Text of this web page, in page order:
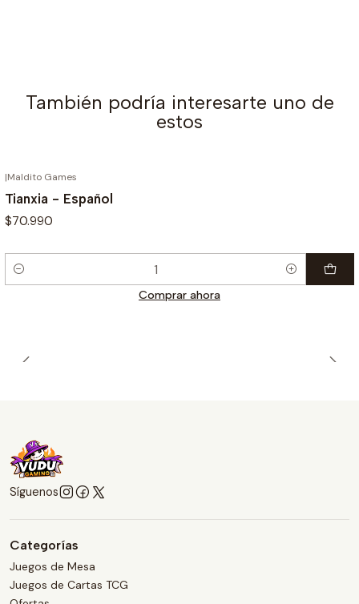
También podría interesarte uno de
estos
|Maldito Games
Tianxia - Español
$70.990
Cantidad
Comprar ahora
Síguenos
Categorías
Juegos de Mesa
Juegos de Cartas TCG